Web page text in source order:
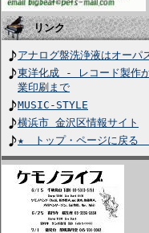
リンク
アナログ盤洗浄液はオーパ
東洋化成 - レコード製作
業印刷まで
MUSIC-STYLE
横浜市 金沢区情報サイト
★ トップ・ページに戻る